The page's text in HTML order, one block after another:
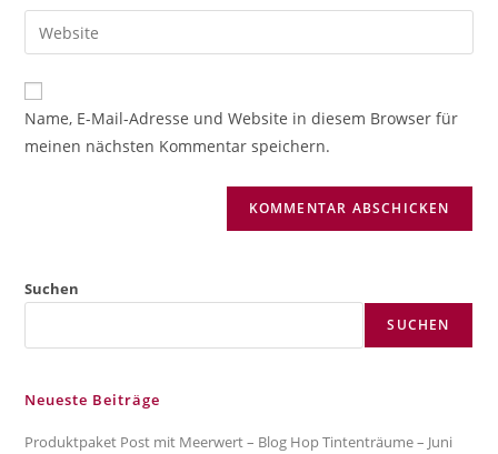
zum
Kommentieren
ein
E-
Mail-
zum
Kommentieren
ein
Gib
deine
Website-
URL
Name, E-Mail-Adresse und Website in diesem Browser für
meinen nächsten Kommentar speichern.
Suchen
SUCHEN
Neueste Beiträge
Produktpaket Post mit Meerwert – Blog Hop Tintenträume – Juni